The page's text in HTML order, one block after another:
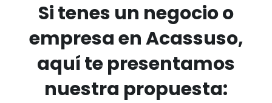
Si tenes un negocio o
empresa en Acassuso,
aquí te presentamos
nuestra propuesta: